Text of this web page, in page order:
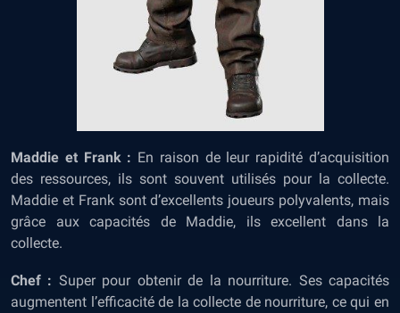
Maddie et Frank : En raison de leur rapidité d’acquisition
des ressources, ils sont souvent utilisés pour la collecte.
Maddie et Frank sont d’excellents joueurs polyvalents, mais
grâce aux capacités de Maddie, ils excellent dans la
collecte.
Chef : Super pour obtenir de la nourriture. Ses capacités
augmentent l’efficacité de la collecte de nourriture, ce qui en